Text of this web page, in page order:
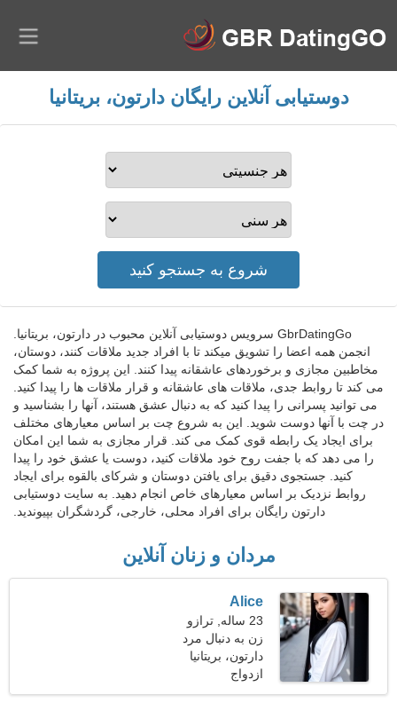
دوستیابی آنلاین رایگان دارتون، بریتانیا
GbrDatingGo سرویس دوستیابی آنلاین محبوب در دارتون، بریتانیا.
انجمن همه اعضا را تشویق میکند تا با افراد جدید ملاقات کنند، دوستان،
مخاطبین مجازی و برخوردهای عاشقانه پیدا کنند. این پروژه به شما کمک
می کند تا روابط جدی، ملاقات های عاشقانه و قرار ملاقات ها را پیدا کنید.
می توانید پسرانی را پیدا کنید که به دنبال عشق هستند، آنها را بشناسید و
در چت با آنها دوست شوید. این به شروع چت بر اساس معیارهای مختلف
برای ایجاد یک رابطه قوی کمک می کند. قرار مجازی به شما این امکان
را می دهد که با جفت روح خود ملاقات کنید، دوست یا عشق خود را پیدا
کنید. جستجوی دقیق برای یافتن دوستان و شرکای بالقوه برای ایجاد
روابط نزدیک بر اساس معیارهای خاص انجام دهید. به سایت دوستیابی
دارتون رایگان برای افراد محلی، خارجی، گردشگران بپیوندید.
مردان و زنان آنلاین
Alice
23 ساله, ترازو
زن به دنبال مرد
دارتون، بریتانیا
ازدواج